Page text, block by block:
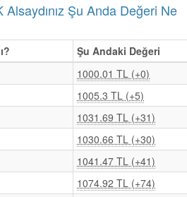
Şu Anda Değeri Ne
Şu Andaki Değeri
1000.01 TL (+0)
1005.3 TL (+5)
1031.69 TL (+31)
1030.66 TL (+30)
1041.47 TL (+41)
1074.92 TL (+74)